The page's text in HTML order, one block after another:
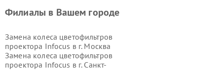
Филиалы в Вашем городе
Замена колеса цветофильтров
проектора Infocus в г. Москва
Замена колеса цветофильтров
проектора Infocus в г. Санкт-